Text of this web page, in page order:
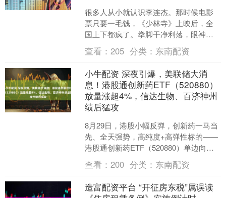
很多人从小就认识李连杰。那时候电影
票只要一毛钱，《少林寺》上映后，全
国上下都疯了。拳脚干净利落，眼神里
带着少年人的锐气，一下子点燃了无数
孩子的武侠心。票房达到1....
查看：205 分类： 东南配资
小牛配资 深夜引爆，美联储大消
息！港股通创新药ETF（520880）
放量涨超4%，信达生物、百济神州
绩后猛攻
8月29日，港股小幅反弹，创新药一马当
先、全天强势，高纯度+高弹性标的——
港股通创新药ETF（520880）单边向
上，场内价格一度摸高4.66%，收涨
4.41%....
查看：200 分类： 东南配资
造富配资平台 “开征房东税”属误读